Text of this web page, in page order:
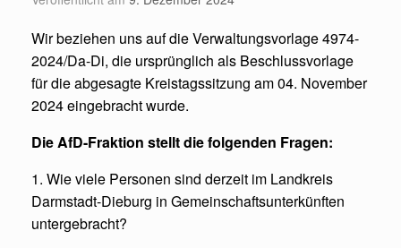
Wir beziehen uns auf die Verwaltungsvorlage 4974-
2024/Da-Di, die ursprünglich als Beschlussvorlage
für die abgesagte Kreistagssitzung am 04. November
2024 eingebracht wurde.
Die AfD-Fraktion stellt die folgenden Fragen:
1. Wie viele Personen sind derzeit im Landkreis
Darmstadt-Dieburg in Gemeinschaftsunterkünften
untergebracht?